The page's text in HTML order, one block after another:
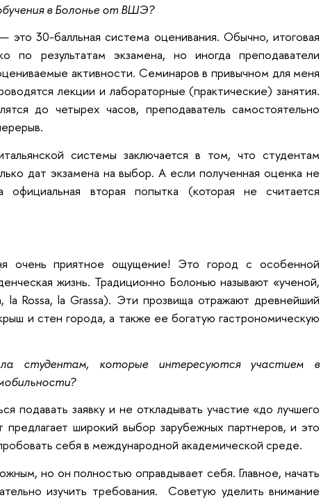
в Болонье от ВШЭ?
это 30-балльная система оценивания. Обычно, итоговая
по результатам экзамена, но иногда преподаватели
активности. Семинаров в привычном для меня
лекции и лабораторные (практические) занятия.
до четырех часов, преподаватель самостоятельно
системы заключается в том, что студентам
дат экзамена на выбор. А если полученная оценка не
официальная вторая попытка (которая не считается
очень приятное ощущение! Это город с особенной
жизнь. Традиционно Болонью называют «ученой,
la Rossa, la Grassa). Эти прозвища отражают древнейший
и стен города, а также ее богатую гастрономическую
студентам, которые интересуются участием в
подавать заявку и не откладывать участие «до лучшего
широкий выбор зарубежных партнеров, и это
себя в международной академической среде.
но он полностью оправдывает себя. Главное, начать
изучить требования. Советую уделить внимание